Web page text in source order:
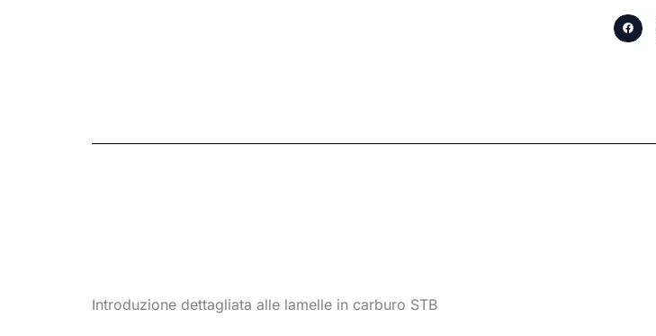
Introduzione dettagliata alle lamelle in carburo STB